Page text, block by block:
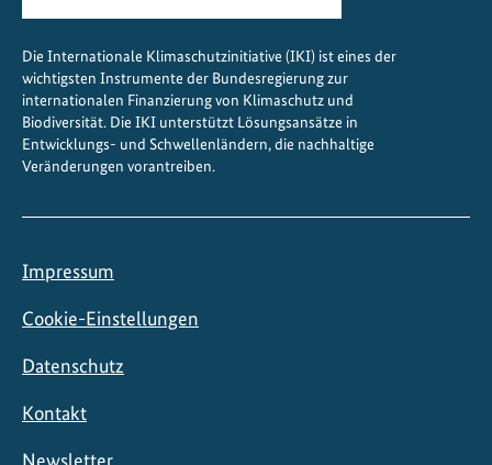
Die Internationale Klimaschutzinitiative (IKI) ist eines der
wichtigsten Instrumente der Bundesregierung zur
internationalen Finanzierung von Klimaschutz und
Biodiversität. Die IKI unterstützt Lösungsansätze in
Entwicklungs- und Schwellenländern, die nachhaltige
Veränderungen vorantreiben.
Impressum
Cookie-Einstellungen
Datenschutz
Kontakt
Newsletter